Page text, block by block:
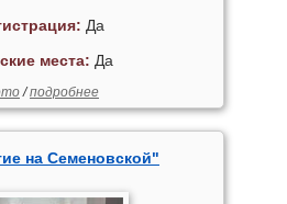
Да
места: Да
/подробнее
на Семеновской"